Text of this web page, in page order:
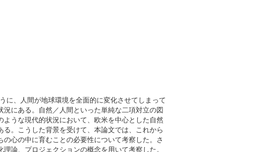
に、人間が地球環境を全面的に変化させてしまって
にある。自然／人間といった単純な二項対立の図
うな現代的状況において、欧米を中心とした自然
。こうした背景を受けて、本論文では、これから
心の中に育むことの必要性について考察した。さ
論、プロジェクションの概念を用いて考察した。